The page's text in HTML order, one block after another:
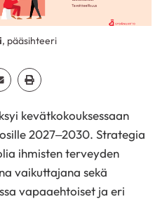
, pääsihteeri
EmailJaa Print
kevätkokouksessaan
2027–2030. Strategia
ihmisten terveyden
vaikuttajana sekä
vapaaehtoiset ja eri